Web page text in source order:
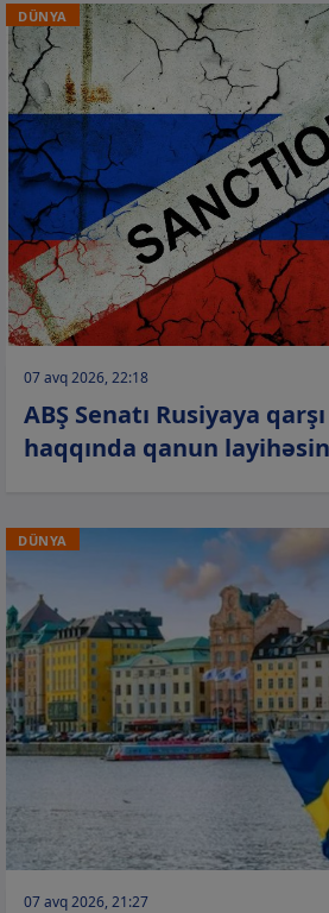
DÜNYA
07 avq 2026, 22:18
ABŞ Senatı Rusiyaya
haqqında qanun
DÜNYA
07 avq 2026, 21:27